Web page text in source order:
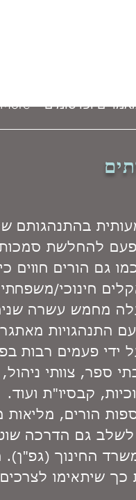
ופרסומים More
בהתנהגותם
להחלשת
גם הורים חווים
חינוכי/
מחמש עשרה
התנהגויות
פעמים רבות
ספר, צוותי
קבסיו"ת ועוד.
הורים,
לשלב גם הדרכה
החינוך (גפ"ן). מספר
כך שיתאימו